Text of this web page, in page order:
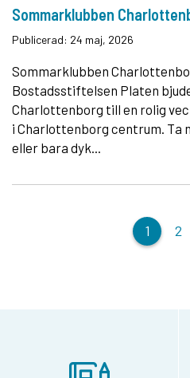
Sommarklubben
Publicerad: 24 maj, 2026
Sommarklubben
Bostadsstiftelsen Platen
Charlottenborg till en rolig
i Charlottenborg centrum. Ta
eller bara dyk...
1 2